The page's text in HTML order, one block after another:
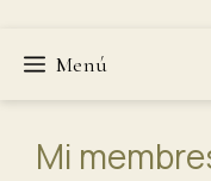
Menú
Mi